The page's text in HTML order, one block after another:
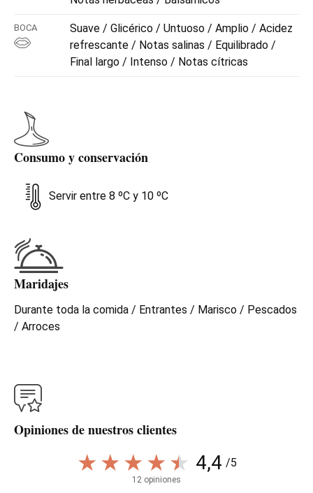
BOCA
Suave / Glicérico / Untuoso / Amplio / Acidez
refrescante / Notas salinas / Equilibrado /
Final largo / Intenso / Notas cítricas
Consumo y conservación
Servir entre 8 ºC y 10 ºC
Maridajes
Durante toda la comida / Entrantes / Marisco / Pescados
/ Arroces
Opiniones de nuestros clientes
4,4 /5
12 opiniones